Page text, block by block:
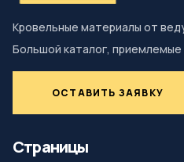
Кровельные материалы от
Большой каталог, приемлемые
ОСТАВИТЬ ЗАЯВКУ
Страницы